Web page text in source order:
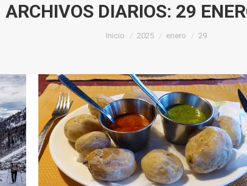
ARCHIVOS DIARIOS: 29
Estás aquí:
Inicio 2025 enero 29